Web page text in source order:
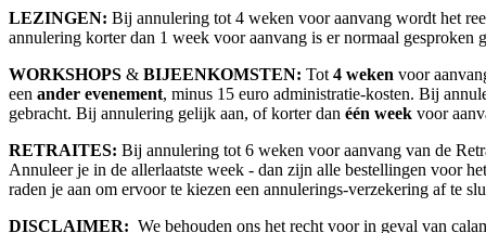
LEZINGEN: Bij annulering tot 4 weken voor aanvang wordt het
annulering korter dan 1 week voor aanvang is er normaal
WORKSHOPS & BIJEENKOMSTEN: Tot 4 weken voor
een ander evenement, minus 15 euro administratie-kosten. Bij
gebracht. Bij annulering gelijk aan, of korter dan één week voor
RETRAITES: Bij annulering tot 6 weken voor aanvang van de
Annuleer je in de allerlaatste week - dan zijn alle bestellingen voor
raden je aan om ervoor te kiezen een annulerings-verzekering af te
DISCLAIMER: We behouden ons het recht voor in geval van